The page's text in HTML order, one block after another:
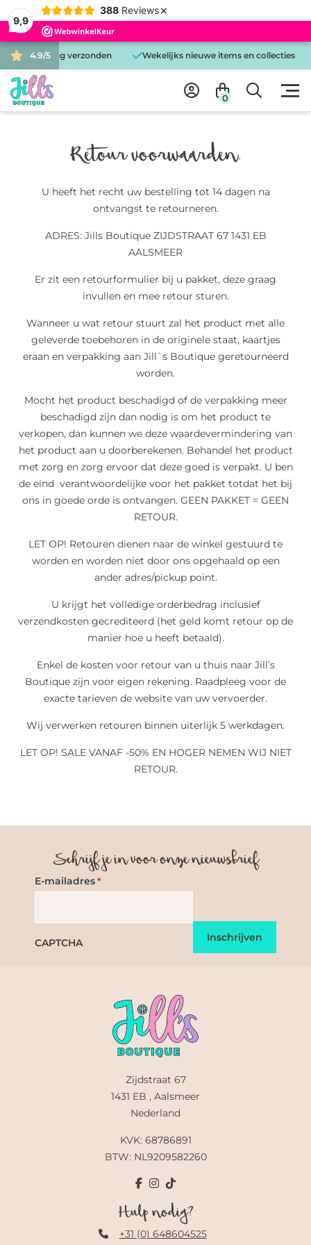
9,9
388 Reviews ×
4.9/5
dezelfde dag verzonden Wekelijks nieuwe items en collecties
0
Retour voorwaarden.
U heeft het recht uw bestelling tot 14 dagen na
ontvangst te retourneren.
ADRES: Jills Boutique ZIJDSTRAAT 67 1431 EB
AALSMEER
Er zit een retourformulier bij u pakket, deze graag
invullen en mee retour sturen.
Wanneer u wat retour stuurt zal het product met alle
geleverde toebehoren in de originele staat, kaartjes
eraan en verpakking aan Jill`s Boutique geretourneerd
worden.
Mocht het product beschadigd of de verpakking meer
beschadigd zijn dan nodig is om het product te
verkopen, dan kunnen we deze waardevermindering van
het product aan u doorberekenen. Behandel het product
met zorg en zorg ervoor dat deze goed is verpakt. U ben
de eind verantwoordelijke voor het pakket totdat het bij
ons in goede orde is ontvangen. GEEN PAKKET = GEEN
RETOUR.
LET OP! Retouren dienen naar de winkel gestuurd te
worden en worden niet door ons opgehaald op een
ander adres/pickup point.
U krijgt het volledige orderbedrag inclusief
verzendkosten gecrediteerd (het geld komt retour op de
manier hoe u heeft betaald).
Enkel de kosten voor retour van u thuis naar Jill’s
Boutique zijn voor eigen rekening. Raadpleeg voor de
exacte tarieven de website van uw vervoerder.
Wij verwerken retouren binnen uiterlijk 5 werkdagen.
LET OP! SALE VANAF -50% EN HOGER NEMEN WIJ NIET
RETOUR.
Schrijf je in voor onze nieuwsbrief
E-mailadres *
CAPTCHA
Zijdstraat 67
1431 EB , Aalsmeer
Nederland
KVK: 68786891
BTW: NL9209582260
Hulp nodig?
+31 (0) 648604525